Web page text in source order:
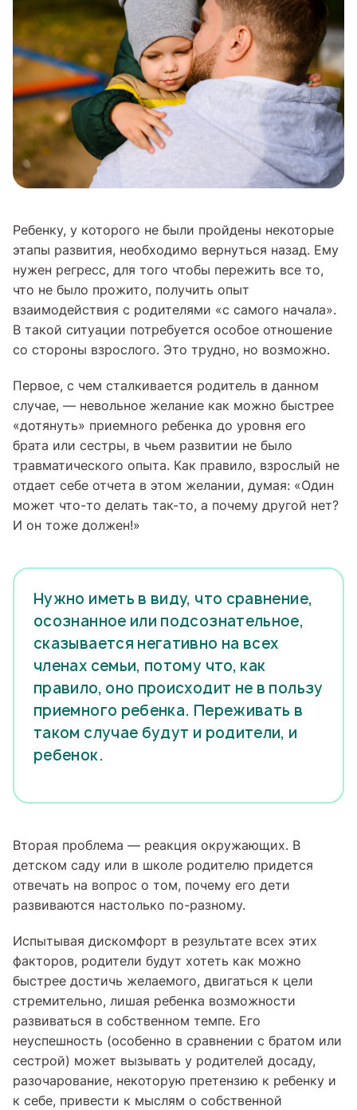
Ребенку, у которого не были пройдены некоторые
этапы развития, необходимо вернуться назад. Ему
нужен регресс, для того чтобы пережить все то,
что не было прожито, получить опыт
взаимодействия с родителями «с самого начала».
В такой ситуации потребуется особое отношение
со стороны взрослого. Это трудно, но возможно.
Первое, с чем сталкивается родитель в данном
случае, — невольное желание как можно быстрее
«дотянуть» приемного ребенка до уровня его
брата или сестры, в чьем развитии не было
травматического опыта. Как правило, взрослый не
отдает себе отчета в этом желании, думая: «Один
может что-то делать так-то, а почему другой нет?
И он тоже должен!»
Нужно иметь в виду, что сравнение,
осознанное или подсознательное,
сказывается негативно на всех
членах семьи, потому что, как
правило, оно происходит не в пользу
приемного ребенка. Переживать в
таком случае будут и родители, и
ребенок.
Вторая проблема — реакция окружающих. В
детском саду или в школе родителю придется
отвечать на вопрос о том, почему его дети
развиваются настолько по-разному.
Испытывая дискомфорт в результате всех этих
факторов, родители будут хотеть как можно
быстрее достичь желаемого, двигаться к цели
стремительно, лишая ребенка возможности
развиваться в собственном темпе. Его
неуспешность (особенно в сравнении с братом или
сестрой) может вызывать у родителей досаду,
разочарование, некоторую претензию к ребенку и
к себе, привести к мыслям о собственной